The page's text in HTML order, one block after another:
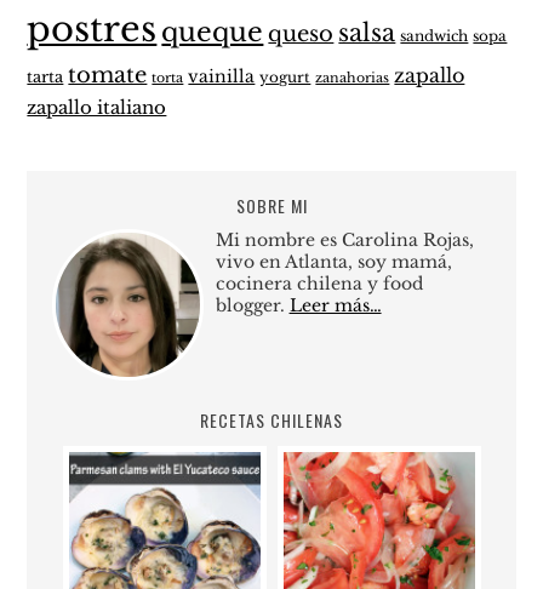
postres queque queso salsa sandwich sopa
tarta tomate torta vainilla yogurt zanahorias zapallo
zapallo italiano
SOBRE MI
Mi nombre es Carolina Rojas,
vivo en Atlanta, soy mamá,
cocinera chilena y food
blogger. Leer más…
RECETAS CHILENAS